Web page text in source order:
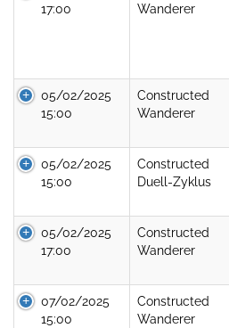
17:00
Wanderer
05/02/2025
15:00
Constructed
Wanderer
05/02/2025
15:00
Constructed
Duell-Zyklus
05/02/2025
17:00
Constructed
Wanderer
07/02/2025
15:00
Constructed
Wanderer